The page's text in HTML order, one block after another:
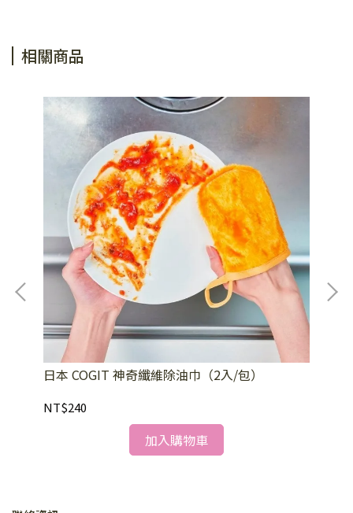
相關商品
日本 COGIT 神奇纖維除油巾（2入/包）
NT$240
加入購物車